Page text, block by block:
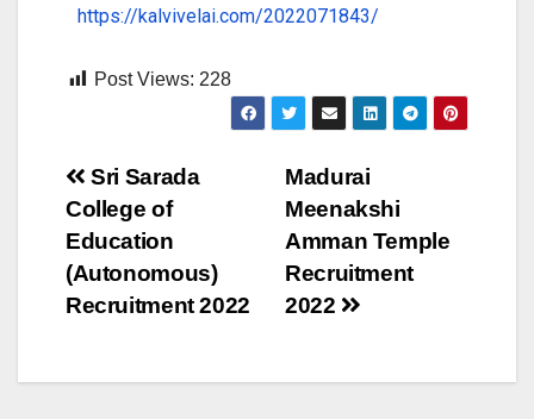
https://kalvivelai.com/2022071843/
Post Views: 228
Madurai
Meenakshi
Amman Temple
Recruitment
2022
Sri Sarada
College of
Education
(Autonomous)
Recruitment 2022